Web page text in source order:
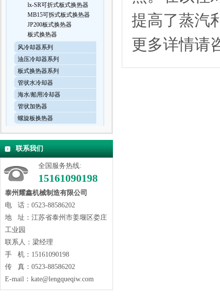
lx-SR可折式板式换热器
MB15可拆式板式换热器
JP200板式换热器
板式换热器
风冷却器系列
油压冷却器系列
板式换热器系列
管状水冷却器
海水/船用冷却器
管状加热器
螺旋板换热器
联系我们
全国服务热线:
15161090198
泰州耀鑫机械制造有限公司
电 话：0523-88586202
地 址：江苏省泰州市姜堰区娄庄
工业园
联系人：梁经理
手 机：15161090198
传 真：0523-88586202
E-mail：kate@lengqueqiw.com
提高了蒸汽
更多详情请